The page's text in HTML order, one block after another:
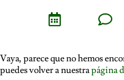
Vaya, parece que no hemos
puedes volver a nuestrapágina